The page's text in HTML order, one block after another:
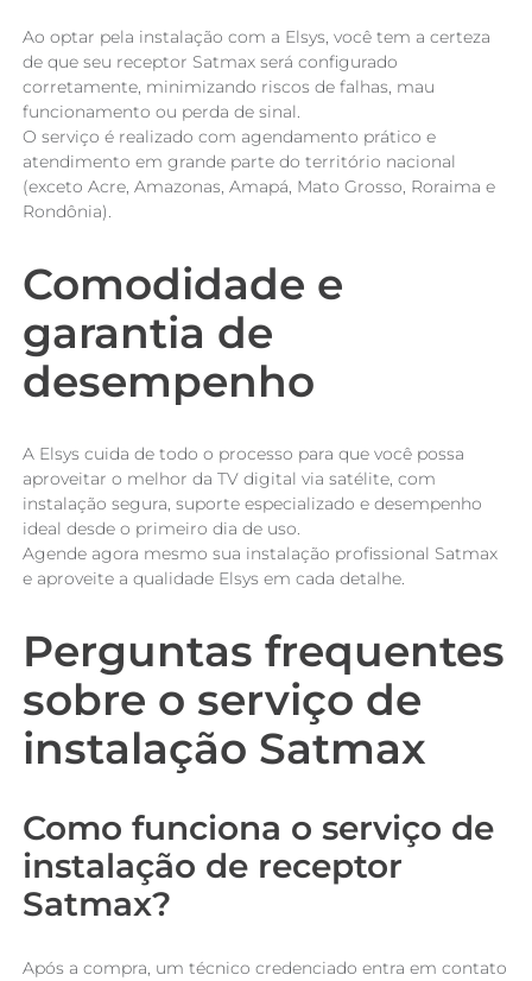
Ao optar pela instalação com a Elsys, você tem a certeza
de que seu receptor Satmax será configurado
corretamente, minimizando riscos de falhas, mau
funcionamento ou perda de sinal.
O serviço é realizado com agendamento prático e
atendimento em grande parte do território nacional
(exceto Acre, Amazonas, Amapá, Mato Grosso, Roraima e
Rondônia).
Comodidade e
garantia de
desempenho
A Elsys cuida de todo o processo para que você possa
aproveitar o melhor da TV digital via satélite, com
instalação segura, suporte especializado e desempenho
ideal desde o primeiro dia de uso.
Agende agora mesmo sua instalação profissional Satmax
e aproveite a qualidade Elsys em cada detalhe.
Perguntas frequentes
sobre o serviço de
instalação Satmax
Como funciona o serviço de
instalação de receptor
Satmax?
Após a compra, um técnico credenciado entra em contato